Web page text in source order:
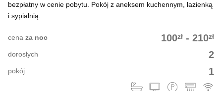
bezpłatny w cenie pobytu. Pokój z aneksem kuchennym, łazienką
i sypialnią.
100zł - 210zł
cena za noc
2
dorosłych
1
pokój